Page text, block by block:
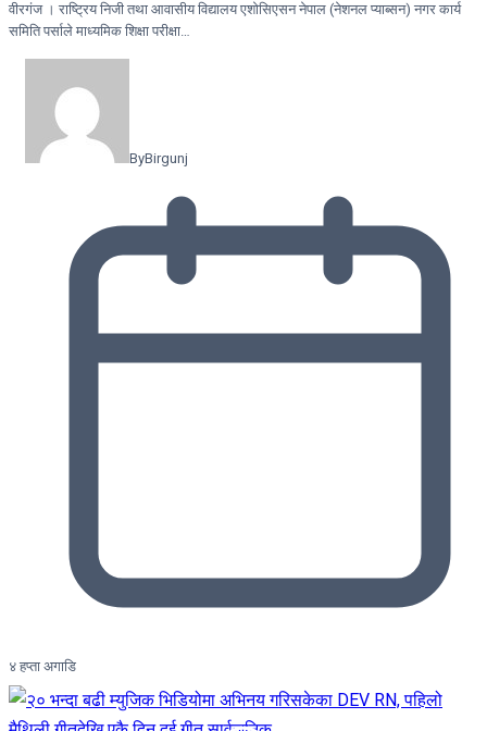
वीरगंज । राष्ट्रिय निजी तथा आवासीय विद्यालय एशोसिएसन नेपाल (नेशनल प्याब्सन) नगर कार्य
समिति पर्साले माध्यमिक शिक्षा परीक्षा…
ByBirgunj
४ हप्ता अगाडि